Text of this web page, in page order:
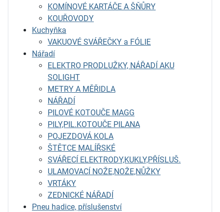
KOMÍNOVÉ KARTÁČE A ŠŇŮRY
KOUŘOVODY
Kuchyňka
VAKUOVÉ SVÁŘEČKY a FÓLIE
Nářadí
ELEKTRO PRODLUŽKY, NÁŘADÍ AKU
SOLIGHT
METRY A MĚŘIDLA
NÁŘADÍ
PILOVÉ KOTOUČE MAGG
PILY,PIL.KOTOUČE PILANA
POJEZDOVÁ KOLA
ŠTĚTCE MALÍŘSKÉ
SVÁŘECÍ ELEKTRODY,KUKLY,PŘÍSLUŠ.
ULAMOVACÍ NOŽE,NOŽE,NŮŽKY
VRTÁKY
ZEDNICKÉ NÁŘADÍ
Pneu hadice, příslušenství